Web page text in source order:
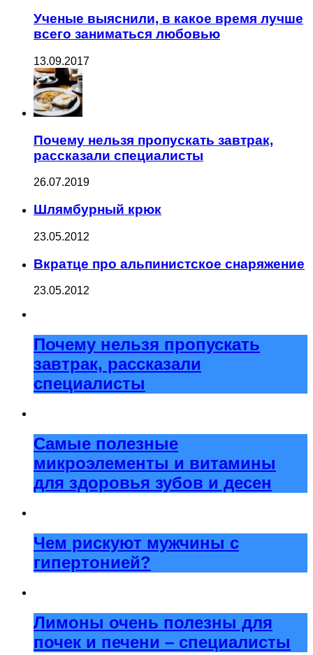
Ученые выяснили, в какое время лучше
всего заниматься любовью
13.09.2017
Почему нельзя пропускать завтрак,
рассказали специалисты
26.07.2019
Шлямбурный крюк
23.05.2012
Вкратце про альпинистское снаряжение
23.05.2012
Почему нельзя пропускать
завтрак, рассказали
специалисты
Самые полезные
микроэлементы и витамины
для здоровья зубов и десен
Чем рискуют мужчины с
гипертонией?
Лимоны очень полезны для
почек и печени – специалисты